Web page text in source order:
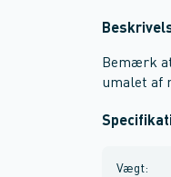
Bemærk
umalet af
Vægt: